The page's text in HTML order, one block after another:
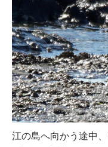
江の島へ向かう途中